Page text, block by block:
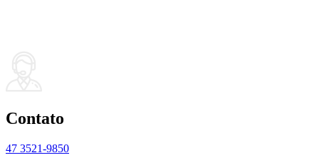
Contato
47 3521-9850